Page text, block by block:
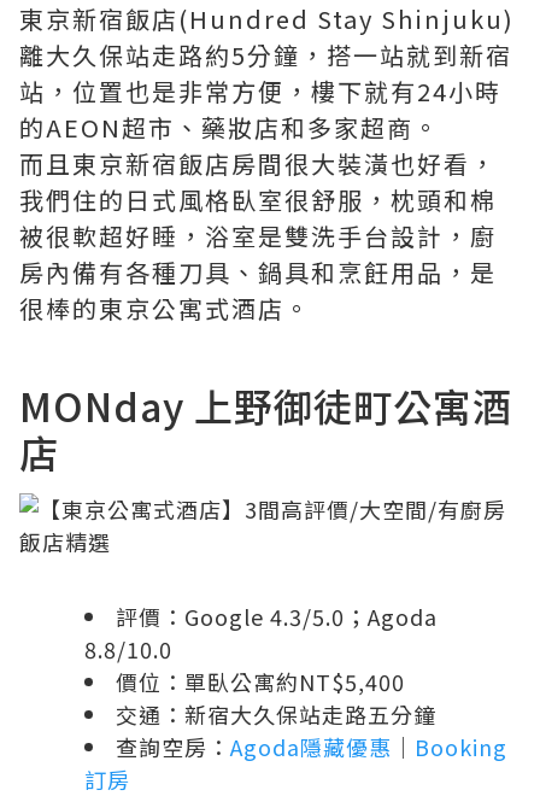
東京新宿飯店(Hundred Stay Shinjuku)
離大久保站走路約5分鐘，搭一站就到新宿
站，位置也是非常方便，樓下就有24小時
的AEON超市、藥妝店和多家超商。
而且東京新宿飯店房間很大裝潢也好看，
我們住的日式風格臥室很舒服，枕頭和棉
被很軟超好睡，浴室是雙洗手台設計，廚
房內備有各種刀具、鍋具和烹飪用品，是
很棒的東京公寓式酒店。
MONday 上野御徒町公寓酒
店
評價：Google 4.3/5.0；Agoda
8.8/10.0
價位：單臥公寓約NT$5,400
交通：新宿大久保站走路五分鐘
查詢空房： Agoda隱藏優惠 ｜ Booking
訂房